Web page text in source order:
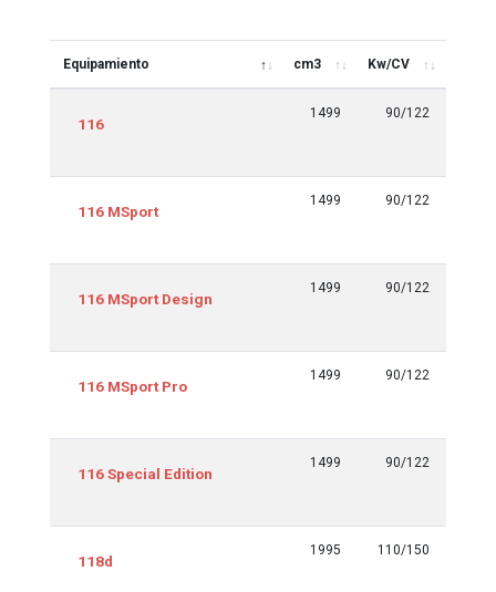
Equipamiento cm3 Kw/CV
116
1499 90/122
116 MSport
1499 90/122
116 MSport Design
1499 90/122
116 MSport Pro
1499 90/122
116 Special Edition
1499 90/122
118d
1995 110/150